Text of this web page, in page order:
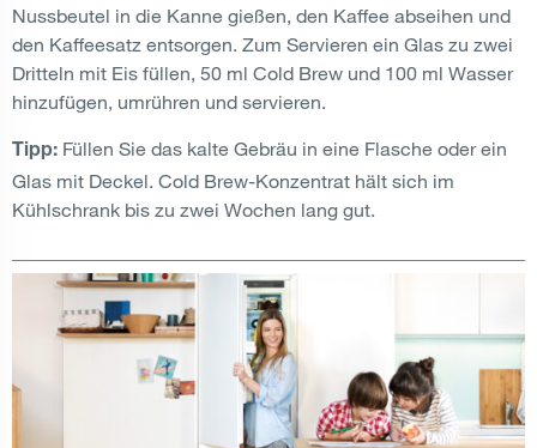
Nussbeutel in die Kanne gießen, den Kaffee abseihen und
den Kaffeesatz entsorgen. Zum Servieren ein Glas zu zwei
Dritteln mit Eis füllen, 50 ml Cold Brew und 100 ml Wasser
hinzufügen, umrühren und servieren.
Tipp: Füllen Sie das kalte Gebräu in eine Flasche oder ein
Glas mit Deckel. Cold Brew-Konzentrat hält sich im
Kühlschrank bis zu zwei Wochen lang gut.